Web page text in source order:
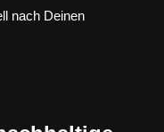
nach Deinen